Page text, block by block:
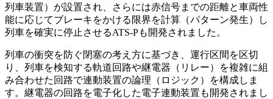
列車装置）が設置され、さらには赤信号までの距離と車両性
能に応じてブレーキをかける限界を計算（パターン発生）し
列車を確実に停止させるATS-Pも開発されました。
列車の衝突を防ぐ閉塞の考え方に基づき、運行区間を区切
り、列車を検知する軌道回路や継電器（リレー）を複雑に組
み合わせた回路で連動装置の論理（ロジック）を構成しま
す。継電器の回路を電子化した電子連動装置も開発されまし